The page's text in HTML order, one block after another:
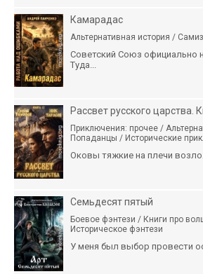
Камарадас
Альтернативная история /
Советский Союз официально
Туда...
Рассвет русского царства.
Приключения: прочее /
Попаданцы / Исторические
Оковы тяжкие на плечи
Семьдесят пятый
Боевое фэнтези / Книги про
Историческое фэнтези
У меня был выбор провести